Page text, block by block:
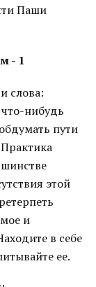
Паши
- 1
слова:
нибудь
пути
этой
и
в себе
ее.